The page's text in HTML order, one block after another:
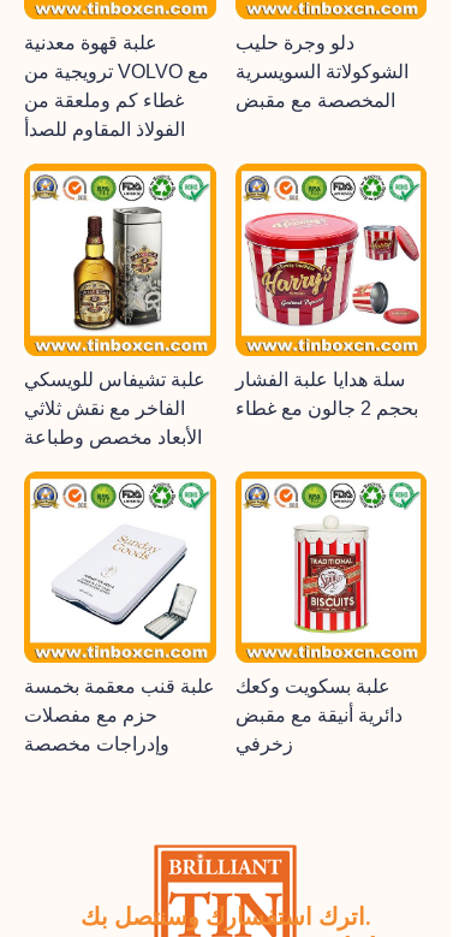
علبة قهوة معدنية
ترويجية من VOLVO مع
غطاء كم وملعقة من
الفولاذ المقاوم للصدأ
دلو وجرة حليب
الشوكولاتة السويسرية
المخصصة مع مقبض
علبة تشيفاس للويسكي
الفاخر مع نقش ثلاثي
الأبعاد مخصص وطباعة
سلة هدايا علبة الفشار
بحجم 2 جالون مع غطاء
علبة قنب معقمة بخمسة
حزم مع مفصلات
وإدراجات مخصصة
علبة بسكويت وكعك
دائرية أنيقة مع مقبض
زخرفي
اترك استفسارك وسنتصل بك.